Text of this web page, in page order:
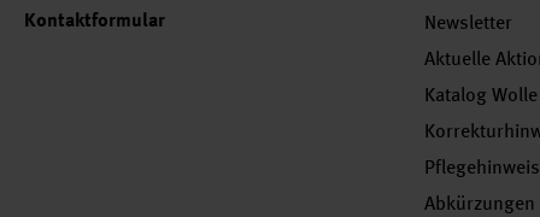
Kontaktformular
Newsletter
Aktuelle
Katalog
Abkürzungen